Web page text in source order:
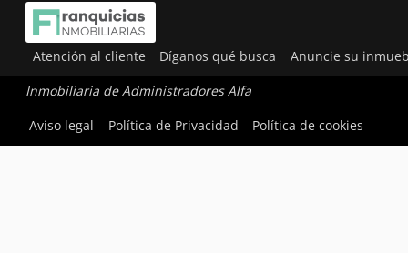
Atención al cliente Díganos qué busca Anuncie su
Inmobiliaria de Administradores Alfa
Aviso legal
Política de Privacidad Política de cookies